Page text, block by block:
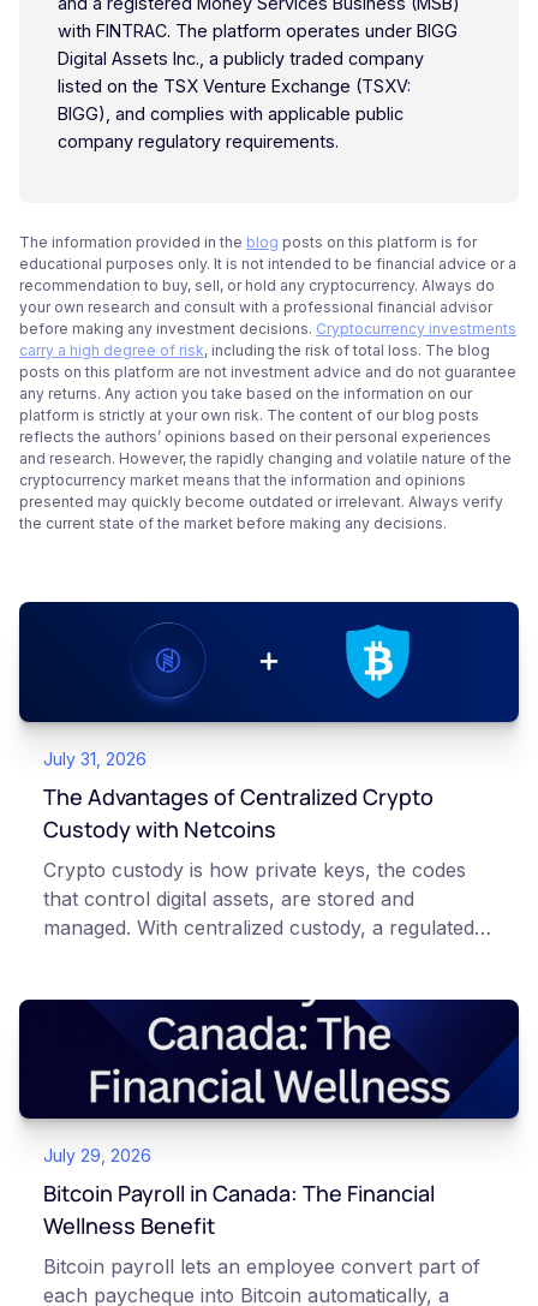
with FINTRAC. The platform operates under BIGG
Digital Assets Inc., a publicly traded company
listed on the TSX Venture Exchange (TSXV:
BIGG), and complies with applicable public
company regulatory requirements.
The information provided in the blog posts on this platform is for
educational purposes only. It is not intended to be financial advice or a
recommendation to buy, sell, or hold any cryptocurrency. Always do
your own research and consult with a professional financial advisor
before making any investment decisions. Cryptocurrency investments
carry a high degree of risk, including the risk of total loss. The blog
posts on this platform are not investment advice and do not guarantee
any returns. Any action you take based on the information on our
platform is strictly at your own risk. The content of our blog posts
reflects the authors’ opinions based on their personal experiences
and research. However, the rapidly changing and volatile nature of the
cryptocurrency market means that the information and opinions
presented may quickly become outdated or irrelevant. Always verify
the current state of the market before making any decisions.
July 31, 2026
The Advantages of Centralized Crypto
Custody with Netcoins
Crypto custody is how private keys, the codes
that control digital assets, are stored and
managed. With centralized custody, a regulated
storage. With self-custody, you hold your own
keys directly. Each model carries different
responsibilities, security trade-offs, and potential
points of failure. This article is for educational
and informational purposes only. It does not
constitute financial, legal, or professional advice.
Always do your own research and consult
qualified professionals before making decisions
July 29, 2026
Bitcoin Payroll in Canada: The Financial
Wellness Benefit
Bitcoin payroll lets an employee convert part of
each paycheque into Bitcoin automatically, a